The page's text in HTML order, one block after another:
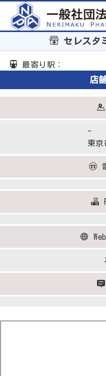
セレスタ
最寄り駅：
店
-
東京